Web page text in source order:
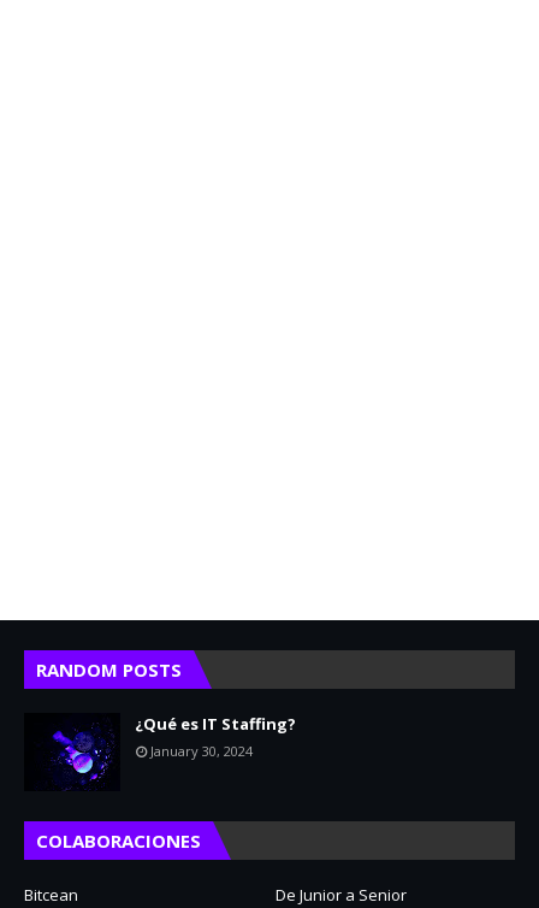
RANDOM POSTS
¿Qué es IT Staffing?
January 30, 2024
COLABORACIONES
Bitcean De Junior a Senior